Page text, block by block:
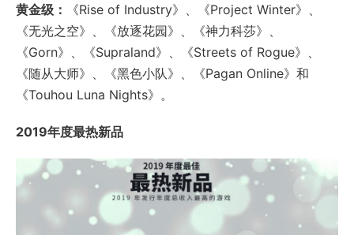
黄金级：
《Rise of Industry》、《Project Winter》、
《无光之空》、《放逐花园》、《神力科莎》、
《Gorn》、《Supraland》、《Streets of Rogue》、
《随从大师》、《黑色小队》、《Pagan Online》和
《Touhou Luna Nights》。
2019年度最热新品